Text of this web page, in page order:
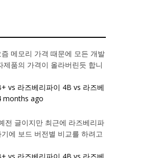
즘 메모리 가격 때문에 모든 개발
제품의 가격이 올라버린듯 합니
vs 라즈베리파이 4B vs 라즈베
months ago
전 글이지만 최근에 라즈베리파
에 보드 버전별 비교를 하려고